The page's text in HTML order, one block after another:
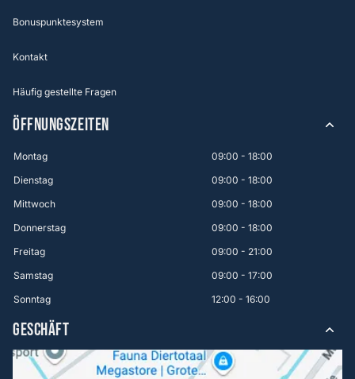
Bonuspunktesystem
Kontakt
Häufig gestellte Fragen
ÖFFNUNGSZEITEN
Montag
09:00 - 18:00
Dienstag
09:00 - 18:00
Mittwoch
09:00 - 18:00
Donnerstag
09:00 - 18:00
Freitag
09:00 - 21:00
Samstag
09:00 - 17:00
Sonntag
12:00 - 16:00
GESCHÄFT